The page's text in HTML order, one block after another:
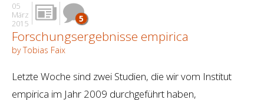
05
März
2015
5
Forschungsergebnisse empirica
by Tobias Faix
Letzte Woche sind zwei Studien, die wir vom Institut
empirica im Jahr 2009 durchgeführt haben,